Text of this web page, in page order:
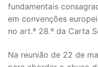
fundamentais
em convenções
no art.º 28.º da Carta
Na reunião de 22 de